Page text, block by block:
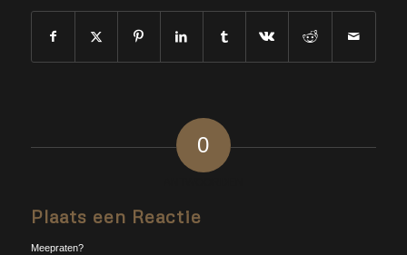
0
Plaats een Reactie
Meepraten?